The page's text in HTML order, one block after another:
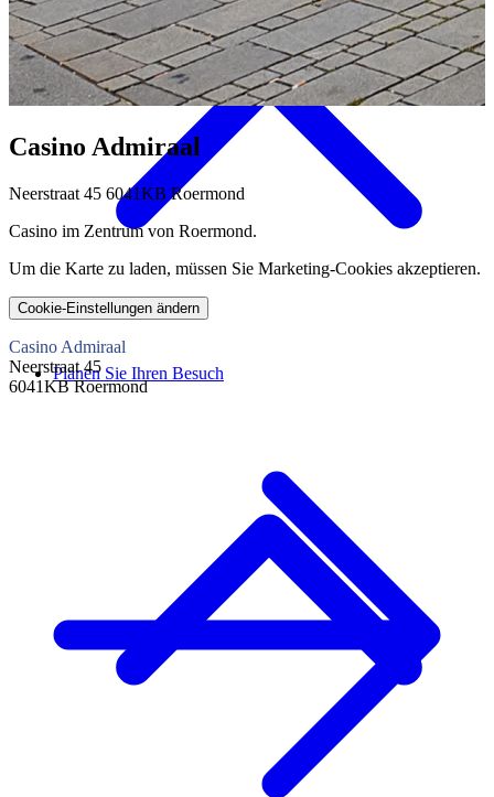
Planen Sie Ihren Besuch
Casino Admiraal
Neerstraat 45 6041KB Roermond
Casino im Zentrum von Roermond.
Um die Karte zu laden, müssen Sie Marketing-Cookies akzeptieren.
Cookie-Einstellungen ändern
Casino Admiraal
Neerstraat 45
6041KB Roermond